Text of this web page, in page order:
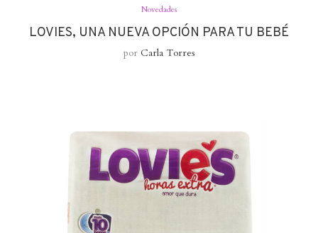
Novedades
LOVIES, UNA NUEVA OPCIÓN PARA TU BEBÉ
por Carla Torres